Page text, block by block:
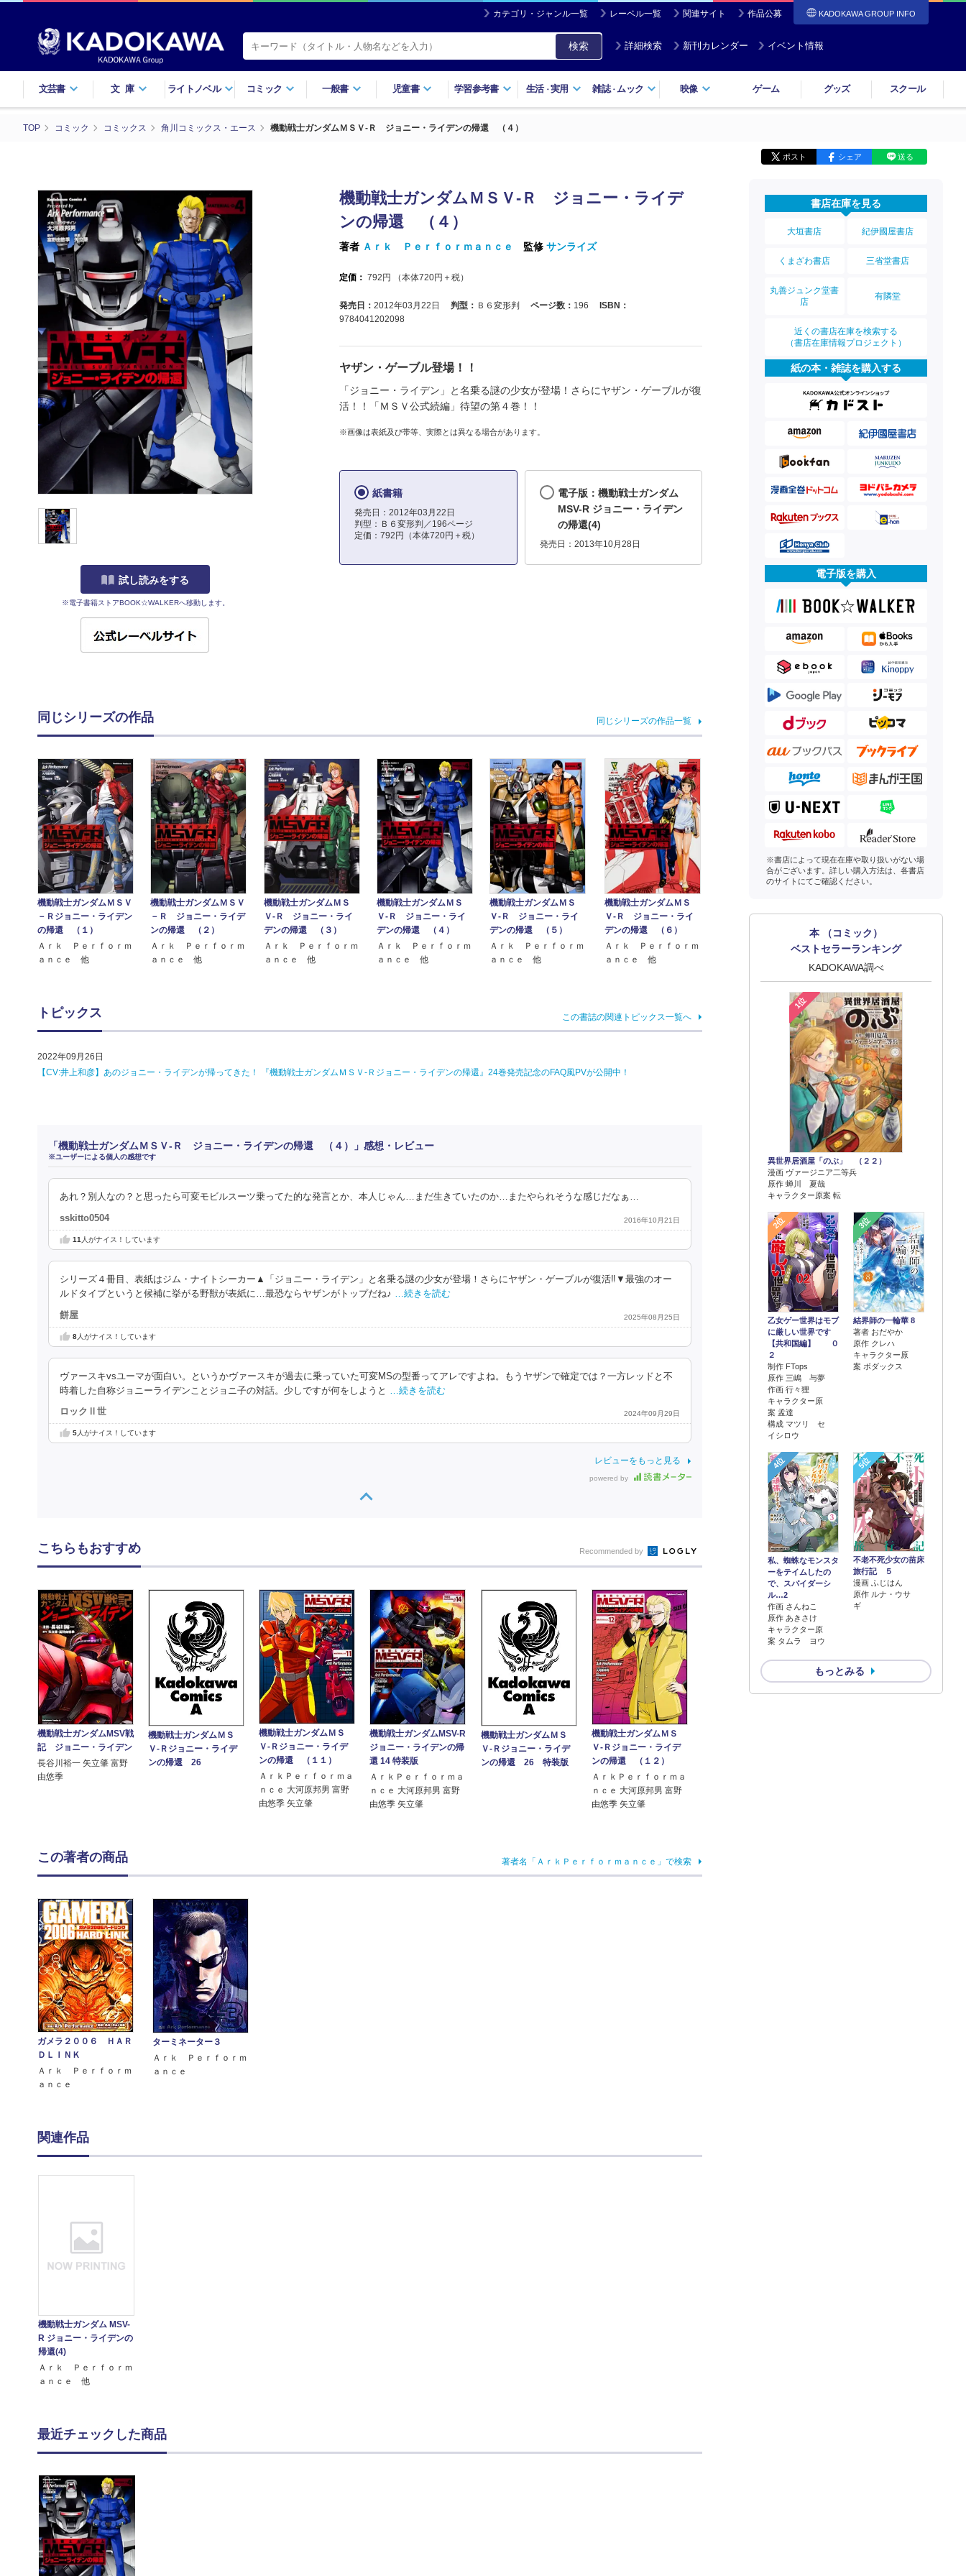
カテゴリ・ジャンル一覧 レーベル一覧 関連サイト 作品公募 KADOKAWA GROUP INFO
検索 詳細検索 新刊カレンダー イベント情報
文芸書 文庫 ライトノベル コミック 一般書 児童書 学習参考書 生活・実用 雑誌・ ムック 映像 ゲーム グッズ スクール
TOP コミック コミックス 角川コミックス・エース 機動戦士ガンダムＭＳＶ‐Ｒ ジョニー・ライデンの帰還 （４）
ポスト シェア 送る
試し読みをする
※電子書籍ストアBOOK☆WALKERへ移動します。
機動戦士ガンダムＭＳＶ‐Ｒ ジョニー・ライデ
ンの帰還 （４）
著者 Ａｒｋ Ｐｅｒｆｏｒｍａｎｃｅ 監修 サンライズ
定価： 792 円 （本体720円＋税）
発売日： 2012年03月22日 判型： Ｂ６変形判 ページ数： 196
ISBN：
9784041202098
ヤザン・ゲーブル登場！！
「ジョニー・ライデン」と名乗る謎の少女が登場！さらにヤザン・ゲーブルが復
活！！「ＭＳＶ公式続編」待望の第４巻！！
※画像は表紙及び帯等、実際とは異なる場合があります。
紙書籍
発売日：2012年03月22日
判型：Ｂ６変形判／196ページ
定価：792円（本体720円＋税）
電子版：機動戦士ガンダム
MSV-R ジョニー・ライデン
の帰還(4)
発売日：2013年10月28日
同じシリーズの作品 同じシリーズの作品一覧
機動戦士ガンダムＭＳＶ
－Ｒジョニー・ライデン
の帰還 （１）
Ａｒｋ Ｐｅｒｆｏｒｍ
ａｎｃｅ 他
機動戦士ガンダムＭＳＶ
－Ｒ ジョニー・ライデ
ンの帰還 （２）
Ａｒｋ Ｐｅｒｆｏｒｍ
ａｎｃｅ 他
機動戦士ガンダムＭＳ
Ｖ‐Ｒ ジョニー・ライ
デンの帰還 （３）
Ａｒｋ Ｐｅｒｆｏｒｍ
ａｎｃｅ 他
機動戦士ガンダムＭＳ
Ｖ‐Ｒ ジョニー・ライ
デンの帰還 （４）
Ａｒｋ Ｐｅｒｆｏｒｍ
ａｎｃｅ 他
機動戦士ガンダムＭＳ
Ｖ‐Ｒ ジョニー・ライ
デンの帰還 （５）
Ａｒｋ Ｐｅｒｆｏｒｍ
ａｎｃｅ 他
機動戦士ガンダムＭＳ
Ｖ‐Ｒ ジョニー・ライ
デンの帰還 （６）
Ａｒｋ Ｐｅｒｆｏｒｍ
ａｎｃｅ 他
トピックス この書誌の関連トピックス一覧へ
2022年09月26日
【CV:井上和彦】あのジョニー・ライデンが帰ってきた！ 『機動戦士ガンダムＭＳＶ‐Ｒジョニー・ライデンの帰還』24巻発売記念のFAQ風PVが公開中！
「機動戦士ガンダムＭＳＶ‐Ｒ ジョニー・ライデンの帰還 （４）」感想・レビュー
※ユーザーによる個人の感想です
あれ？別人なの？と思ったら可変モビルスーツ乗ってた的な発言とか、本人じゃん…まだ生きていたのか…またやられそうな感じだなぁ…
sskitto0504 2016年10月21日
11 人がナイス！しています
シリーズ４冊目、表紙はジム・ナイトシーカー▲「ジョニー・ライデン」と名乗る謎の少女が登場！さらにヤザン・ゲーブルが復活‼▼最強のオー
ルドタイプというと候補に挙がる野獣が表紙に…最恐ならヤザンがトップだね♪ …続きを読む
餅屋 2025年08月25日
8人がナイス！しています
ヴァースキvsユーマが面白い。というかヴァースキが過去に乗っていた可変MSの型番ってアレですよね。もうヤザンで確定では？一方レッドと不
時着した自称ジョニーライデンことジョニ子の対話。少しですが何をしようと
…続きを読む
ロックⅡ世 2024年09月29日
5人がナイス！しています
レビューをもっと見る
powered by
書店在庫を見る
大垣書店 紀伊國屋書店
くまざわ書店 三省堂書店
丸善ジュンク堂書
店
有隣堂
近くの書店在庫を検索する
（書店在庫情報プロジェクト）
紙の本・雑誌を購入する
電子版を購入
※書店によって現在在庫や取り扱いがない場
合がございます。詳しい購入方法は、各書店
のサイトにてご確認ください。
本 （コミック）
ベストセラーランキング
KADOKAWA調べ
1位
異世界居酒屋「のぶ」 （２２）
漫画 ヴァージニア二等兵
原作 蝉川 夏哉
キャラクター原案 転
2位
乙女ゲー世界はモブ
に厳しい世界です
【共和国編】 ０
２
制作 FTops
原作 三嶋 与夢
作画 行々狸
キャラクター原
案 孟達
構成 マツリ セ
イシロウ
3位
結界師の一輪華 8
著者 おだやか
原作 クレハ
キャラクター原
案 ボダックス
4位
私、蜘蛛なモンスタ
ーをテイムしたの
で、スパイダーシ
ル…2
作画 さんねこ
原作 あきさけ
キャラクター原
案 タムラ ヨウ
5位
不老不死少女の苗床
旅行記 ５
漫画 ふじはん
原作 ルナ・ウサ
ギ
もっとみる
こちらもおすすめ Recommended by
機動戦士ガンダムMSV戦
記 ジョニー・ライデン
長谷川裕一 矢立肇 富野
由悠季
機動戦士ガンダムＭＳ
Ｖ‐Ｒジョニー・ライデ
ンの帰還 26
機動戦士ガンダムＭＳ
Ｖ‐Ｒジョニー・ライデ
ンの帰還 （１１）
ＡｒｋＰｅｒｆｏｒｍａ
ｎｃｅ 大河原邦男 富野
由悠季 矢立肇
機動戦士ガンダムMSV-R
ジョニー・ライデンの帰
還 14 特装版
ＡｒｋＰｅｒｆｏｒｍａ
ｎｃｅ 大河原邦男 富野
由悠季 矢立肇
機動戦士ガンダムＭＳ
Ｖ‐Ｒジョニー・ライデ
ンの帰還 26 特装版
機動戦士ガンダムＭＳ
Ｖ‐Ｒジョニー・ライデ
ンの帰還 （１２）
ＡｒｋＰｅｒｆｏｒｍａ
ｎｃｅ 大河原邦男 富野
由悠季 矢立肇
この著者の商品 著者名「ＡｒｋＰｅｒｆｏｒｍａｎｃｅ」で検索
ガメラ２００６ ＨＡＲ
ＤＬＩＮＫ
Ａｒｋ Ｐｅｒｆｏｒｍ
ａｎｃｅ
ターミネーター３
Ａｒｋ Ｐｅｒｆｏｒｍ
ａｎｃｅ
関連作品
機動戦士ガンダム MSV-
R ジョニー・ライデンの
帰還(4)
Ａｒｋ Ｐｅｒｆｏｒｍ
ａｎｃｅ 他
最近チェックした商品